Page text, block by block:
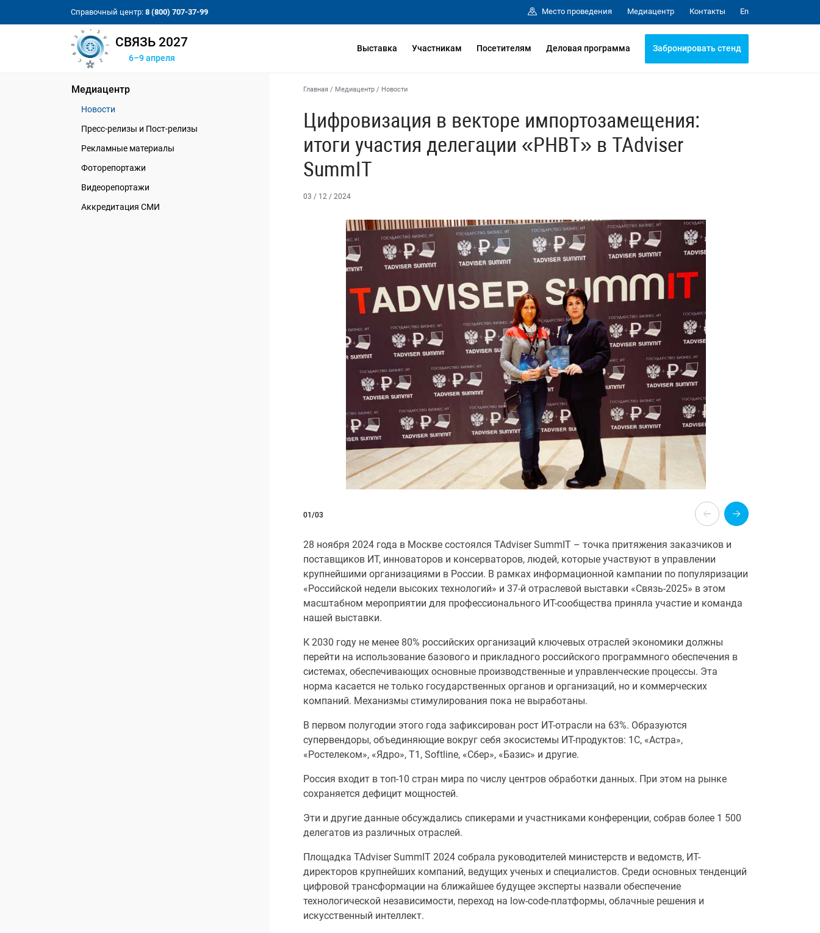
Справочный центр: 8 (800) 707-37-99 Место проведения Медиацентр Контакты En
СВЯЗЬ 2027
6–9 апреля
Выставка Участникам Посетителям Деловая программа Забронировать стенд
Медиацентр
Новости
Пресс-релизы и Пост-релизы
Рекламные материалы
Фоторепортажи
Видеорепортажи
Аккредитация СМИ
Главная / Медиацентр / Новости
Цифровизация в векторе импортозамещения:
итоги участия делегации «РНВТ» в TAdviser
SummIT
03 / 12 / 2024
01/03
28 ноября 2024 года в Москве состоялся TAdviser SummIT – точка притяжения заказчиков и
поставщиков ИТ, инноваторов и консерваторов, людей, которые участвуют в управлении
крупнейшими организациями в России. В рамках информационной кампании по популяризации
«Российской недели высоких технологий» и 37-й отраслевой выставки «Связь-2025» в этом
масштабном мероприятии для профессионального ИТ-сообщества приняла участие и команда
нашей выставки.
К 2030 году не менее 80% российских организаций ключевых отраслей экономики должны
перейти на использование базового и прикладного российского программного обеспечения в
системах, обеспечивающих основные производственные и управленческие процессы. Эта
норма касается не только государственных органов и организаций, но и коммерческих
компаний. Механизмы стимулирования пока не выработаны.
В первом полугодии этого года зафиксирован рост ИТ-отрасли на 63%. Образуются
супервендоры, объединяющие вокруг себя экосистемы ИТ-продуктов: 1С, «Астра»,
«Ростелеком», «Ядро», Т1, Softline, «Сбер», «Базис» и другие.
Россия входит в топ-10 стран мира по числу центров обработки данных. При этом на рынке
сохраняется дефицит мощностей.
Эти и другие данные обсуждались спикерами и участниками конференции, собрав более 1 500
делегатов из различных отраслей.
Площадка TAdviser SummIT 2024 собрала руководителей министерств и ведомств, ИТ-
директоров крупнейших компаний, ведущих ученых и специалистов. Среди основных тенденций
цифровой трансформации на ближайшее будущее эксперты назвали обеспечение
технологической независимости, переход на low-code-платформы, облачные решения и
искусственный интеллект.